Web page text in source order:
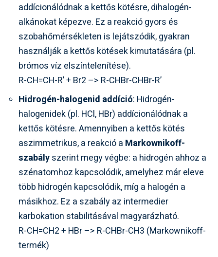
addícionálódnak a kettős kötésre, dihalogén-
alkánokat képezve. Ez a reakció gyors és
szobahőmérsékleten is lejátszódik, gyakran
használják a kettős kötések kimutatására (pl.
brómos víz elszíntelenítése).
R-CH=CH-R’ + Br2 –> R-CHBr-CHBr-R’
Hidrogén-halogenid addíció: Hidrogén-
halogenidek (pl. HCl, HBr) addícionálódnak a
kettős kötésre. Amennyiben a kettős kötés
aszimmetrikus, a reakció a Markownikoff-
szabályszerint megy végbe: a hidrogén ahhoz a
szénatomhoz kapcsolódik, amelyhez már eleve
több hidrogén kapcsolódik, míg a halogén a
másikhoz. Ez a szabály az intermedier
karbokation stabilitásával magyarázható.
R-CH=CH2 + HBr –> R-CHBr-CH3 (Markownikoff-
termék)